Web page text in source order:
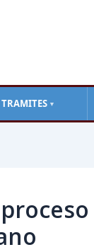
TRAMITES ▼